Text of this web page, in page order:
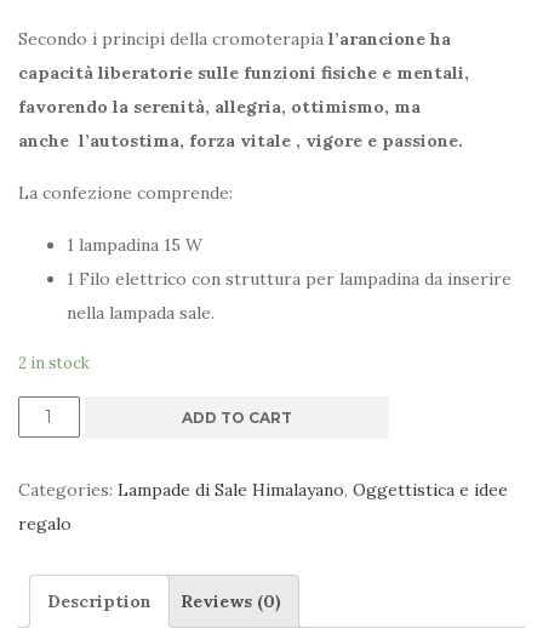
Secondo i principi della cromoterapia l’arancione ha
capacità liberatorie sulle funzioni fisiche e mentali,
favorendo la serenità, allegria, ottimismo, ma
anche l’autostima, forza vitale , vigore e passione.
La confezione comprende:
1 lampadina 15 W
1 Filo elettrico con struttura per lampadina da inserire
nella lampada sale.
2 in stock
Lampada
sale
Himalayano
kg
ADD TO CART
Categories: Lampade di Sale Himalayano, Oggettistica e idee
regalo
Description Reviews (0)